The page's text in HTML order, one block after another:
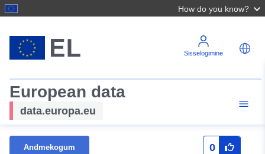
How do you know?
Sisselogimine
European data
data.europa.eu
Andmekogum 0